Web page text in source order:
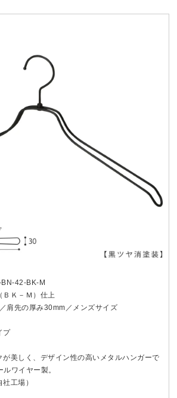
42-BK-M
ＢＫ－Ｍ）仕上
肩先の厚み30mm／メンズサイズ
プ
が美しく、デザイン性の高いメタルハンガーで
ワイヤー製。
工場）